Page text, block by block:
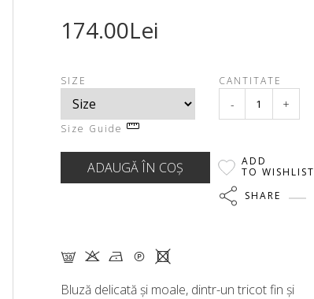
174.00Lei
SIZE
Size Guide
CANTITATE
- +
ADD
TO WISHLIST
SHARE
G K N Q X
Bluză delicată și moale, dintr-un tricot fin și